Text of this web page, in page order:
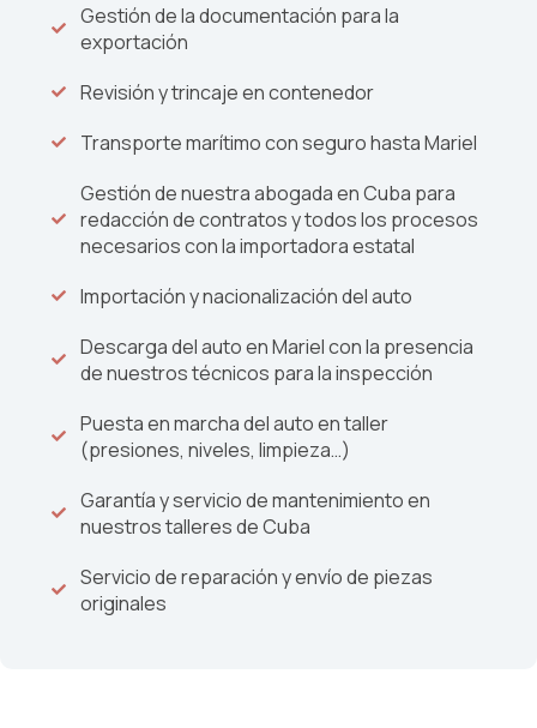
equilibrado y versatilidaden un SUV
moderno y práctico.
Gestión de la documentación para la
exportación
Revisión y trincaje en contenedor
Transporte marítimo con seguro hasta Mariel
Gestión de nuestra abogada en Cuba para
redacción de contratos y todos los procesos
necesarios con la importadora estatal
Importación y nacionalización del auto
Descarga del auto en Mariel con la presencia
de nuestros técnicos para la inspección
Puesta en marcha del auto en taller
(presiones, niveles, limpieza…)
Garantía y servicio de mantenimiento en
nuestros talleres de Cuba
Servicio de reparación y envío de piezas
originales